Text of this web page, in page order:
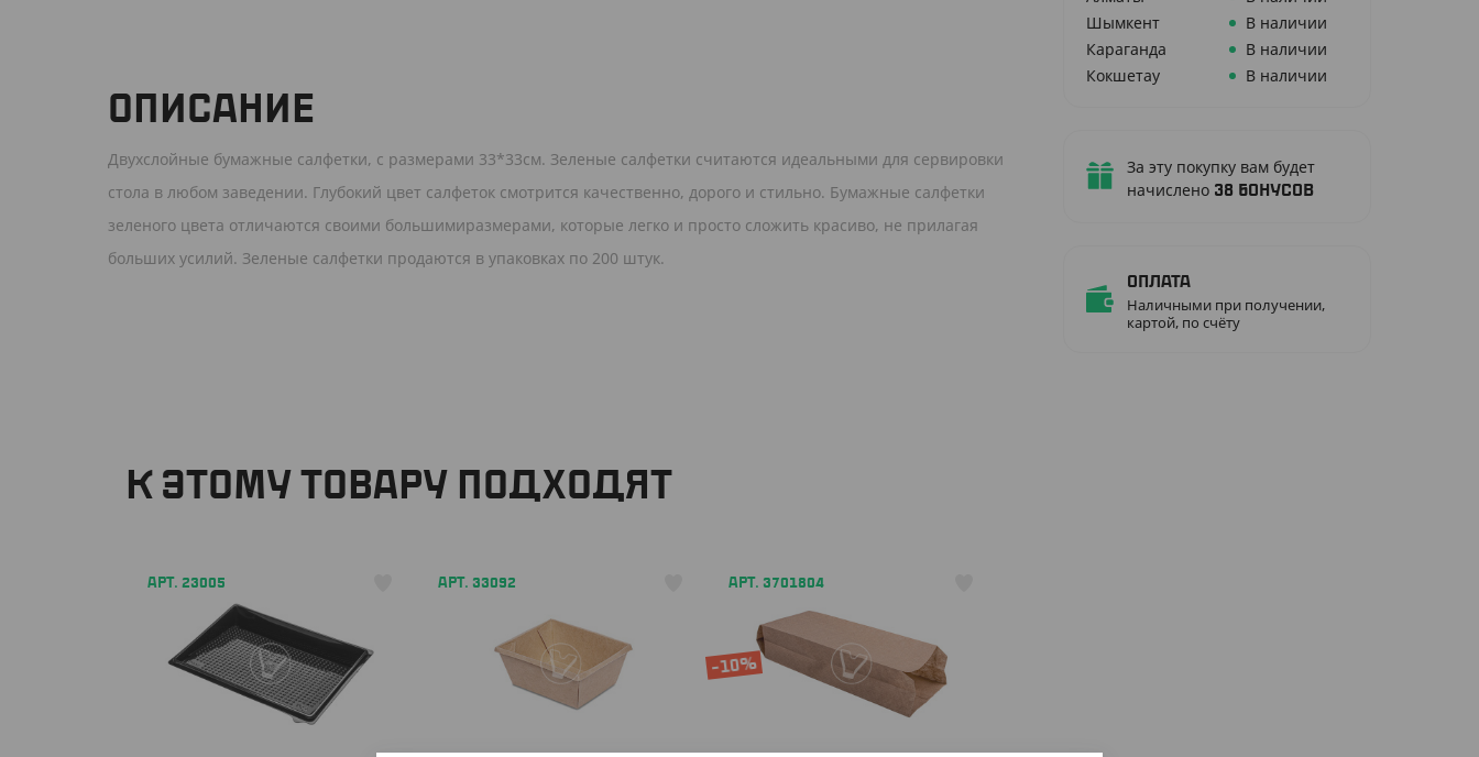
Шымкент
В наличии
Караганда
В наличии
Кокшетау
В наличии
За эту покупку вам будет
начислено 38 бонусов
Оплата
Наличными при получении,
картой, по счёту
ОПИСАНИЕ
Двухслойные бумажные салфетки, с размерами 33*33см. Зеленые салфетки считаются идеальными для сервировки
стола в любом заведении. Глубокий цвет салфеток смотрится качественно, дорого и стильно. Бумажные салфетки
зеленого цвета отличаются своими большимиразмерами, которые легко и просто сложить красиво, не прилагая
больших усилий. Зеленые салфетки продаются в упаковках по 200 штук.
К ЭТОМУ ТОВАРУ ПОДХОДЯТ
АРТ. 23005 АРТ. 33092 АРТ. 3701804
-10%